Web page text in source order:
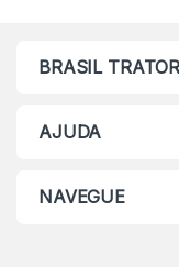
BRASIL
AJUDA
NAVEGUE